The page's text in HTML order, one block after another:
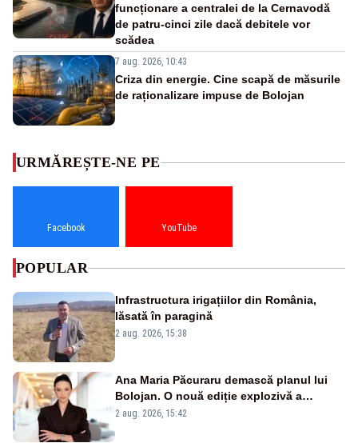
funcționare a centralei de la Cernavodă
de patru-cinci zile dacă debitele vor
scădea
7 aug. 2026, 10:43
Criza din energie. Cine scapă de măsurile
de raționalizare impuse de Bolojan
URMĂREȘTE-NE PE
Facebook YouTube
POPULAR
Infrastructura irigațiilor din România,
lăsată în paragină
2 aug. 2026, 15:38
Ana Maria Păcuraru demască planul lui
Bolojan. O nouă ediție explozivă a
emisiunii „Miza Zilei” la Realitatea PLUS
2 aug. 2026, 15:42